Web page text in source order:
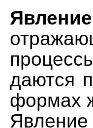
Явление
даются
формах